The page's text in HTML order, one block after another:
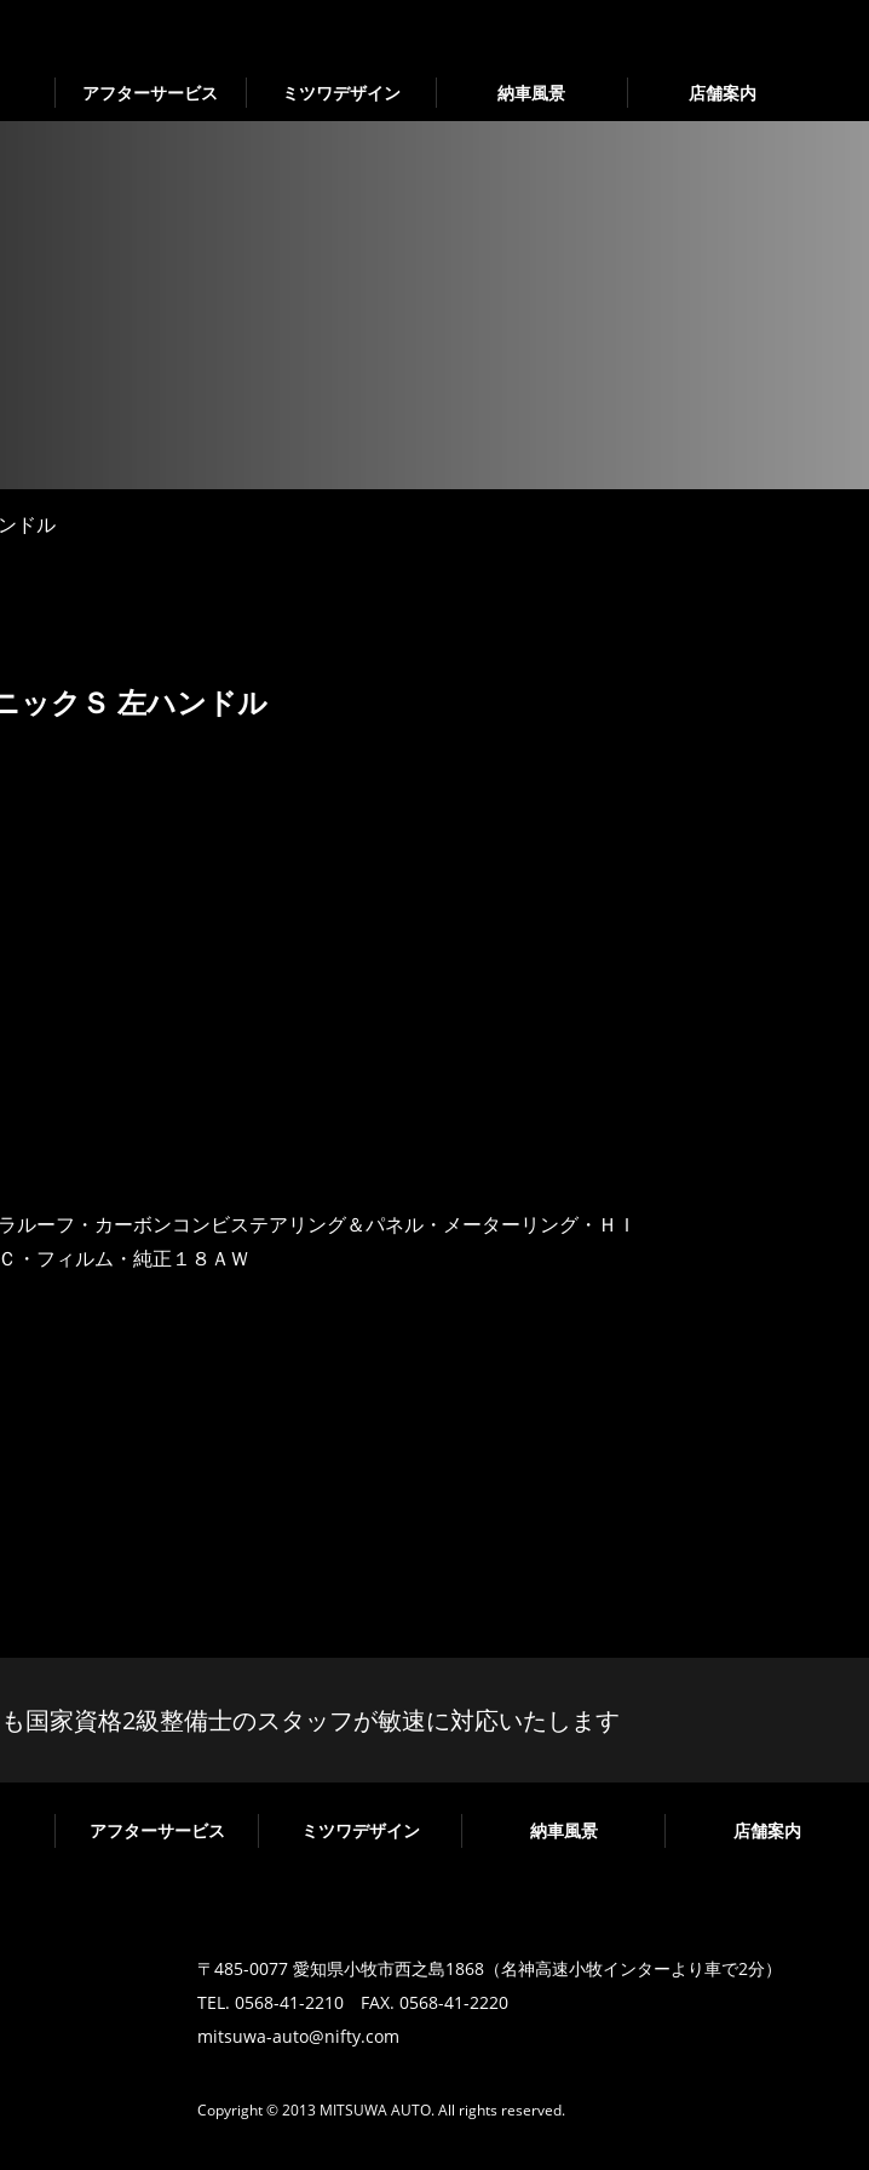
アフターサービス ミツワデザイン 納車風景 店舗案内
ドル
クＳ 左ハンドル
ーフ・カーボンコンビステアリング＆パネル・メーターリング・ＨＩ
・フィルム・純正１８ＡＷ
家資格2級整備士のスタッフが敏速に対応いたします
アフターサービス ミツワデザイン 納車風景 店舗案内
〒485-0077 愛知県小牧市西之島1868 （名神高速小牧インターより車で2分）
TEL. 0568-41-2210 FAX. 0568-41-2220
mitsuwa-auto@nifty.com
Copyright © 2013 MITSUWA AUTO. All rights reserved.